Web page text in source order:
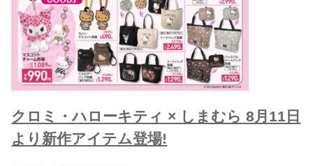
クロミ・ハローキティ × しまむら 8月11日
より新作アイテム登場!